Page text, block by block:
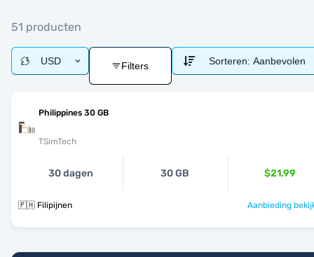
51 producten
USD Filters Sorteren: Aanbevolen
Philippines 30 GB
TSimTech
30 dagen 30 GB $21.99
🇵🇭 Filipijnen Aanbieding